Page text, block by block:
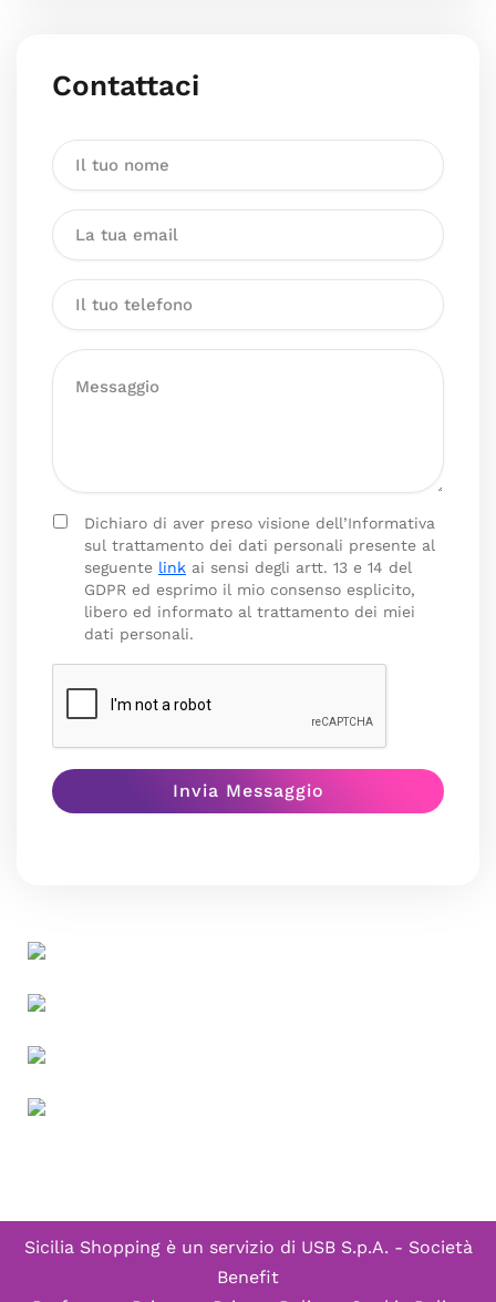
Contattaci
Dichiaro di aver preso visione dell’Informativa
sul trattamento dei dati personali presente al
seguente link ai sensi degli artt. 13 e 14 del
GDPR ed esprimo il mio consenso esplicito,
libero ed informato al trattamento dei miei
dati personali.
Sicilia Shopping è un servizio di USB S.p.A. - Società
Benefit